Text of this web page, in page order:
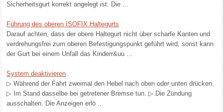
Sicherheitsgurt korrekt angelegt ist. Die ...
Führung des oberen ISOFIX Haltegurts
Darauf achten, dass der obere Haltegurt nicht über scharfe Kanten und
verdrehungsfrei zum oberen Befestigungspunkt geführt wird, sonst kann
der Gurt bei einem Unfall das Kinderr&uu ...
System deaktivieren
▷ Während der Fahrt zweimal den Hebel nach oben oder unten drücken.
▷ Im Stand dasselbe bei getretener Bremse tun. ▷ Die Zündung
ausschalten. Die Anzeigen erlö ...